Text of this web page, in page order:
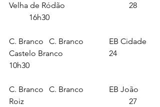
Velha de Ródão 				28
	16h30
C. Branco	C. Branco		EB Cidade
Castelo Branco			24
10h30
C. Branco	C. Branco		EB João
Roiz						27